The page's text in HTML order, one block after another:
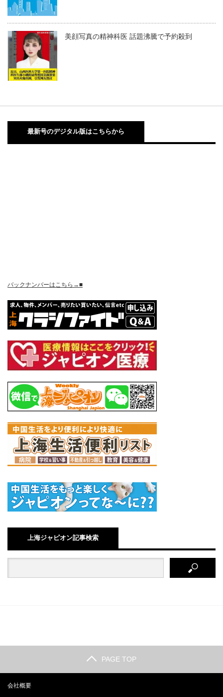
美顔写真の精神科医 話題沸騰で予約殺到
最新号のデジタル版はこちらから
バックナンバーはこちら→■
上海ジャピオン記事検索
PAGE TOP
会社概要